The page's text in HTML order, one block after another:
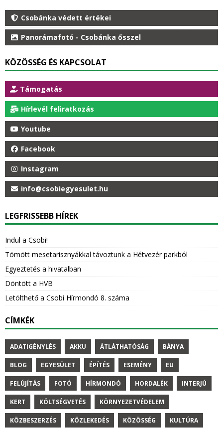
Csobánka védett értékei
Panorámafotó - Csobánka ősszel
KÖZÖSSÉG ÉS KAPCSOLAT
Támogatás
Hírlevél feliratkozás
Youtube
Facebook
Instagram
info@csobiegyesulet.hu
LEGFRISSEBB HÍREK
Indul a Csobi!
Tömött mesetarisznyákkal távoztunk a Hétvezér parkból
Egyeztetés a hivatalban
Döntött a HVB
Letölthető a Csobi Hírmondó 8. száma
CÍMKÉK
ADATIGÉNYLÉS AKKU ÁTLÁTHATÓSÁG BÁNYA
BLOG EGYESÜLET ÉPÍTÉS ESEMÉNY EU
FELÚJÍTÁS FOTÓ HÍRMONDÓ HORDALÉK INTERJÚ
KERT KÖLTSÉGVETÉS KÖRNYEZETVÉDELEM
KÖZBESZERZÉS KÖZLEKEDÉS KÖZÖSSÉG KULTÚRA